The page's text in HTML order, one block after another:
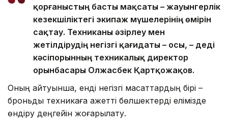
қорғаныстың басты мақсаты – жауынгерлік
кезекшіліктегі экипаж мүшелерінің өмірін
сақтау. Техниканы әзірлеу мен
жетілдірудің негізгі қағидаты – осы, – деді
кәсіпорынның техникалық директор
орынбасары Олжасбек Қартқожақов.
Оның айтуынша, енді негізгі мақсаттардың бірі –
броньды техникаға қажетті бөлшектерді елімізде
өндіру деңгейін жоғарылату.